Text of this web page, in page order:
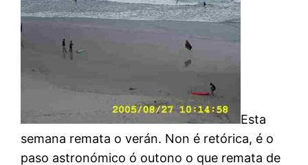
Esta
semana remata o verán. Non é retórica, é o
paso astronómico ó outono o que remata de